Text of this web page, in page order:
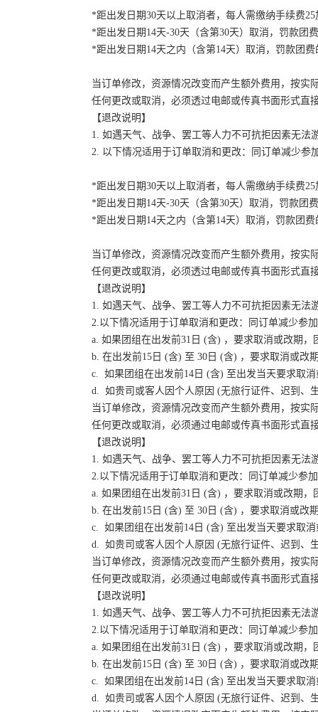
*距出发日期30天以上取消者，每人需缴纳手续费
*距出发日期14天-30天（含第30天）取消，罚款团
*距出发日期14天之内（含第14天）取消，罚款团费
当订单修改，资源情况改变而产生额外费用，按实
任何更改或取消，必须透过电邮或传真书面形式直
【退改说明】
1. 如遇天气、战争、罢工等人力不可抗拒因素无
2. 以下情况适用于订单取消和更改：同订单减少
*距出发日期30天以上取消者，每人需缴纳手续费
*距出发日期14天-30天（含第30天）取消，罚款团
*距出发日期14天之内（含第14天）取消，罚款团费
当订单修改，资源情况改变而产生额外费用，按实
任何更改或取消，必须透过电邮或传真书面形式直
【退改说明】
1. 如遇天气、战争、罢工等人力不可抗拒因素无
2.以下情况适用于订单取消和更改：同订单减少参
a. 如果团组在出发前31日 (含) ，要求取消或改期
b. 在出发前15日 (含) 至 30日 (含) ，要求取消或改
c. 如果团组在出发前14日 (含) 至出发当天要求取
d. 如贵司或客人因个人原因 (无旅行证件、迟到、
当订单修改，资源情况改变而产生额外费用，按实
任何更改或取消，必须通过电邮或传真书面形式直
【退改说明】
1. 如遇天气、战争、罢工等人力不可抗拒因素无
2.以下情况适用于订单取消和更改：同订单减少参
a. 如果团组在出发前31日 (含) ，要求取消或改期
b. 在出发前15日 (含) 至 30日 (含) ，要求取消或改
c. 如果团组在出发前14日 (含) 至出发当天要求取
d. 如贵司或客人因个人原因 (无旅行证件、迟到、
当订单修改，资源情况改变而产生额外费用，按实
任何更改或取消，必须通过电邮或传真书面形式直
【退改说明】
1. 如遇天气、战争、罢工等人力不可抗拒因素无
2.以下情况适用于订单取消和更改：同订单减少参
a. 如果团组在出发前31日 (含) ，要求取消或改期
b. 在出发前15日 (含) 至 30日 (含) ，要求取消或改
c. 如果团组在出发前14日 (含) 至出发当天要求取
d. 如贵司或客人因个人原因 (无旅行证件、迟到、